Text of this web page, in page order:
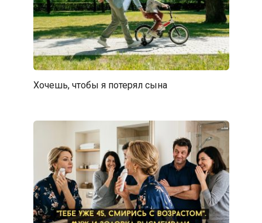
Хочешь, чтобы я потерял сына